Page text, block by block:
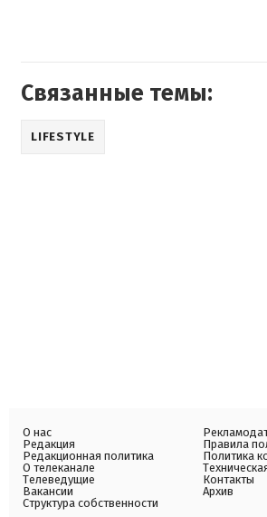
Связанные темы:
LIFESTYLE
О нас
Редакция
Редакционная политика
О телеканале
Телеведущие
Вакансии
Структура собственности
Правила
Политика
Контакты
Архив